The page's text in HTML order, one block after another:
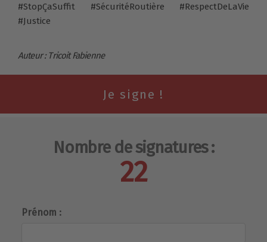
#StopÇaSuffit #SécuritéRoutière #RespectDeLaVie
#Justice
Auteur : Tricoit Fabienne
Nombre de signatures :
22
Prénom :